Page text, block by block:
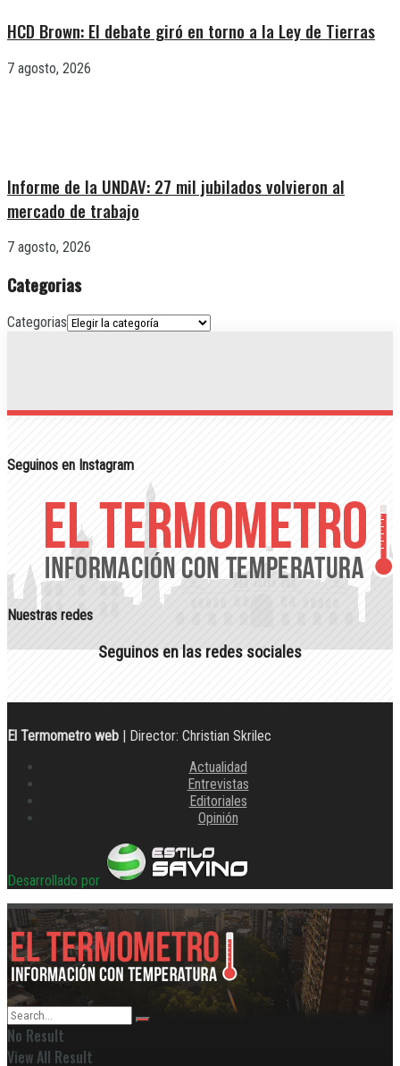
HCD Brown: El debate giró en torno a la Ley de Tierras
7 agosto, 2026
Informe de la UNDAV: 27 mil jubilados volvieron al
mercado de trabajo
7 agosto, 2026
Categorias
Categorias
Seguinos en Instagram
Nuestras redes
Seguinos en las redes sociales
El Termometro web | Director: Christian Skrilec
Actualidad
Entrevistas
Editoriales
Opinión
Desarrollado por
No Result
View All Result